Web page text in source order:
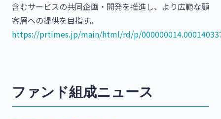
含むサービスの共同企画・開発を推進し、より広範な顧
客層への提供を目指す。
https://prtimes.jp/main/html/rd/p/
ファンド組成ニュース